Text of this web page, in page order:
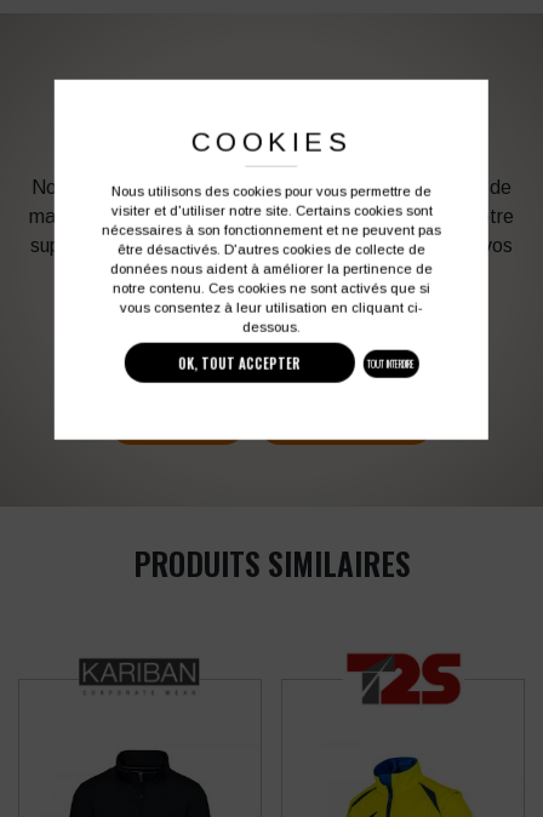
Notre graphiste connait les produits et les techniques de
marquage. Elle sera à votre service afin d’optimiser votre
support en fonction des contraintes techniques et de vos
besoins d’image. Profitez de son expérience !
Vous souhaitez avoir plus d’informations ?
PRODUITS SIMILAIRES
COOKIES
Nous utilisons des cookies pour vous permettre de
visiter et d'utiliser notre site. Certains cookies sont
nécessaires à son fonctionnement et ne peuvent pas
être désactivés. D'autres cookies de collecte de
données nous aident à améliorer la pertinence de
notre contenu. Ces cookies ne sont activés que si
vous consentez à leur utilisation en cliquant ci-
dessous.
OK, TOUT ACCEPTER TOUT INTERDIRE